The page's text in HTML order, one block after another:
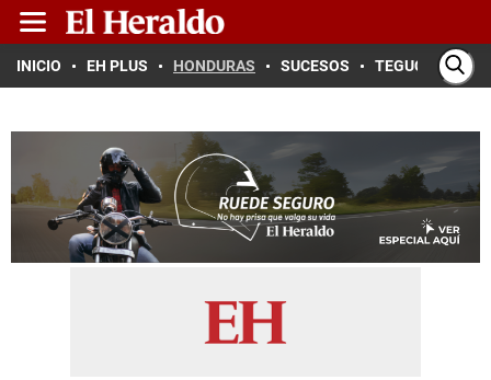
INICIO EH PLUS HONDURAS SUCESOS TEGUCIGALPA